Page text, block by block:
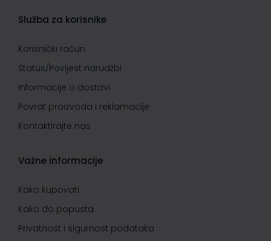
Služba za korisnike
Korisnički račun
Status/Povijest narudžbi
Informacije o dostavi
Povrat proizvoda i reklamacije
Kontaktirajte nas
Važne informacije
Kako kupovati
Kako do popusta
Privatnost i sigurnost podataka